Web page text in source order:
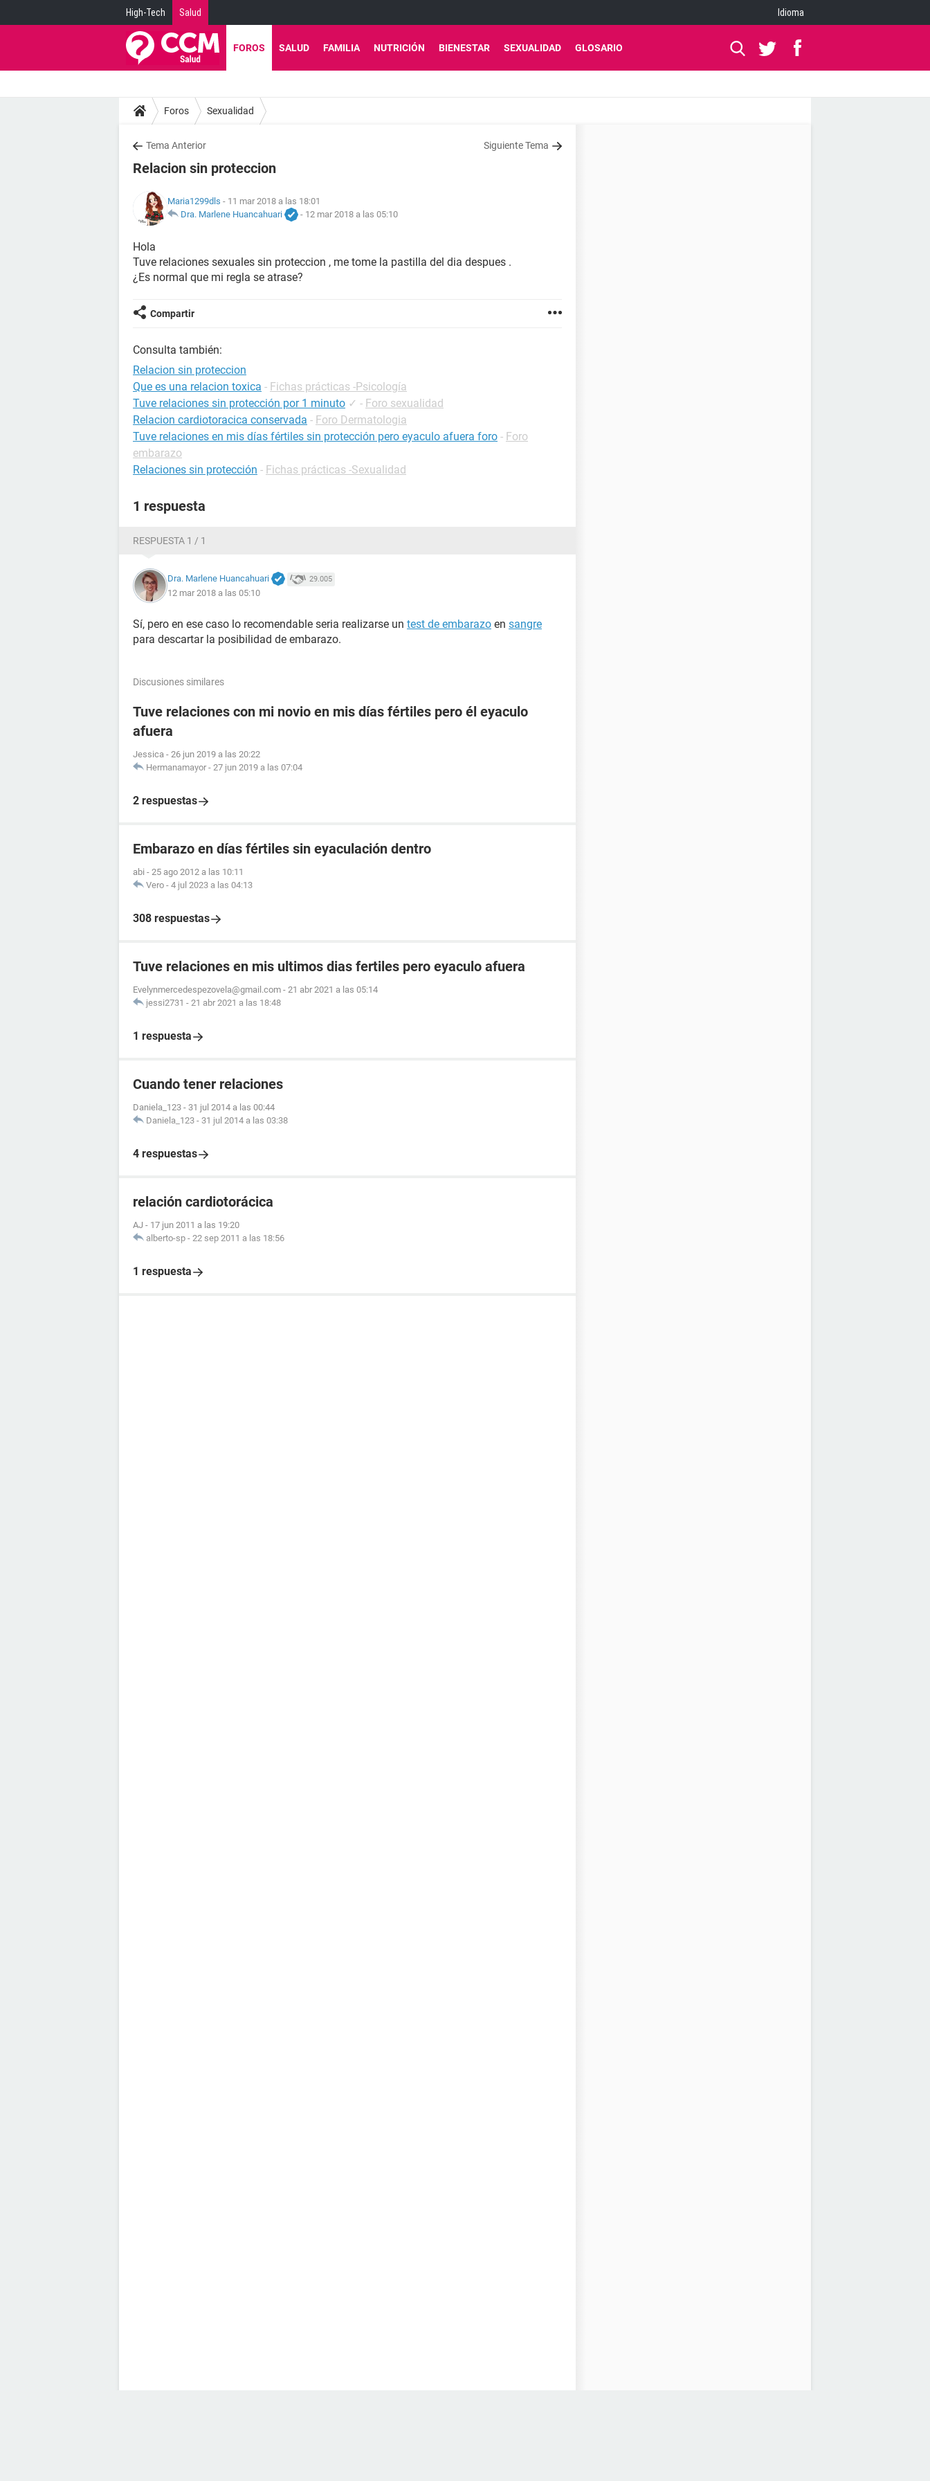
High-Tech Salud Idioma
FOROS SALUD FAMILIA NUTRICIÓN BIENESTAR SEXUALIDAD GLOSARIO
Foros Sexualidad
Tema Anterior Siguiente Tema
Relacion sin proteccion
Maria1299dls - 11 mar 2018 a las 18:01
Dra. Marlene Huancahuari
- 12 mar 2018 a las 05:10
Hola
Tuve relaciones sexuales sin proteccion , me tome la pastilla del dia despues .
¿Es normal que mi regla se atrase?
Compartir
Consulta también:
Relacion sin proteccion
Que es una relacion toxica - Fichas prácticas -Psicología
Tuve relaciones sin protección por 1 minuto ✓ - Foro sexualidad
Relacion cardiotoracica conservada - Foro Dermatologia
Tuve relaciones en mis días fértiles sin protección pero eyaculo afuera foro - Foro
embarazo
Relaciones sin protección - Fichas prácticas -Sexualidad
1 respuesta
RESPUESTA 1 / 1
Dra. Marlene Huancahuari 29.005
12 mar 2018 a las 05:10
Sí, pero en ese caso lo recomendable seria realizarse un test de embarazo en sangre
para descartar la posibilidad de embarazo.
Discusiones similares
Tuve relaciones con mi novio en mis días fértiles pero él eyaculo
afuera
Jessica - 26 jun 2019 a las 20:22
Hermanamayor - 27 jun 2019 a las 07:04
2 respuestas
Embarazo en días fértiles sin eyaculación dentro
abi - 25 ago 2012 a las 10:11
Vero - 4 jul 2023 a las 04:13
308 respuestas
Tuve relaciones en mis ultimos dias fertiles pero eyaculo afuera
Evelynmercedespezovela@gmail.com - 21 abr 2021 a las 05:14
jessi2731 - 21 abr 2021 a las 18:48
1 respuesta
Cuando tener relaciones
Daniela_123 - 31 jul 2014 a las 00:44
Daniela_123 - 31 jul 2014 a las 03:38
4 respuestas
relación cardiotorácica
AJ - 17 jun 2011 a las 19:20
alberto-sp - 22 sep 2011 a las 18:56
1 respuesta